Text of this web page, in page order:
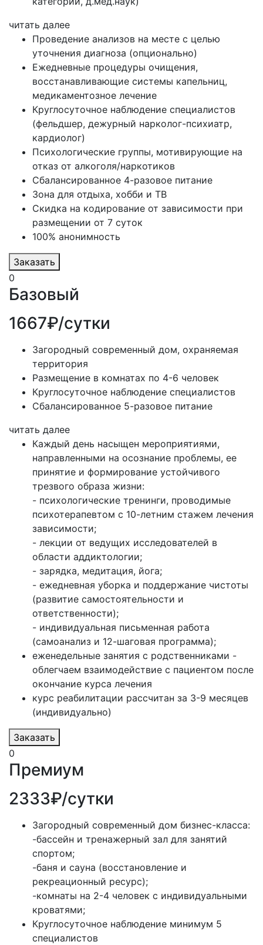
читать далее
Проведение анализов на месте с целью
уточнения диагноза (опционально)
Ежедневные процедуры очищения,
восстанавливающие системы капельниц,
медикаментозное лечение
Круглосуточное наблюдение специалистов
(фельдшер, дежурный нарколог-психиатр,
кардиолог)
Психологические группы, мотивирующие на
отказ от алкоголя/наркотиков
Сбалансированное 4-разовое питание
Зона для отдыха, хобби и ТВ
Скидка на кодирование от зависимости при
размещении от 7 суток
100% анонимность
Заказать
0
Базовый
1667₽/сутки
Загородный современный дом, охраняемая
территория
Размещение в комнатах по 4-6 человек
Круглосуточное наблюдение специалистов
Сбалансированное 5-разовое питание
читать далее
Каждый день насыщен мероприятиями,
направленными на осознание проблемы, ее
принятие и формирование устойчивого
трезвого образа жизни:
- психологические тренинги, проводимые
психотерапевтом с 10-летним стажем лечения
зависимости;
- лекции от ведущих исследователей в
области аддиктологии;
- зарядка, медитация, йога;
- ежедневная уборка и поддержание чистоты
(развитие самостоятельности и
ответственности);
- индивидуальная письменная работа
(самоанализ и 12-шаговая программа);
еженедельные занятия с родственниками -
облегчаем взаимодействие с пациентом после
окончание курса лечения
курс реабилитации рассчитан за 3-9 месяцев
(индивидуально)
Заказать
0
Премиум
2333₽/сутки
Загородный современный дом бизнес-класса:
-бассейн и тренажерный зал для занятий
спортом;
-баня и сауна (восстановление и
рекреационный ресурс);
-комнаты на 2-4 человек с индивидуальными
кроватями;
Круглосуточное наблюдение минимум 5
специалистов